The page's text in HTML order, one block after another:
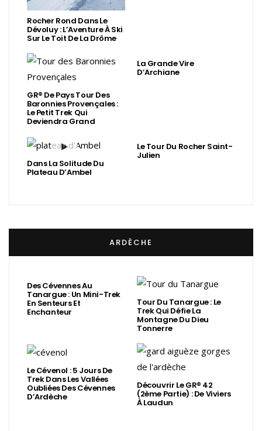
Rocher Rond Dans Le
Dévoluy : L’Aventure À Ski
Sur Le Toit De La Drôme
GR® De Pays Tour Des
Baronnies Provençales :
Le Petit Trek Qui
Deviendra Grand
La Grande Vire
D’Archiane
Dans La Solitude Du
Plateau D’Ambel
Le Tour Du Rocher Saint-
Julien
ARDÈCHE
Des Cévennes Au
Tanargue : Un Mini-Trek
En Senteurs Et
Enchanteur
Tour Du Tanargue : Le
Trek Qui Défie La
Montagne Du Dieu
Tonnerre
Le Cévenol : 5 Jours De
Trek Dans Les Vallées
Oubliées Des Cévennes
D’Ardèche
Découvrir Le GR® 42
(2ème Partie) : De Viviers
À Laudun